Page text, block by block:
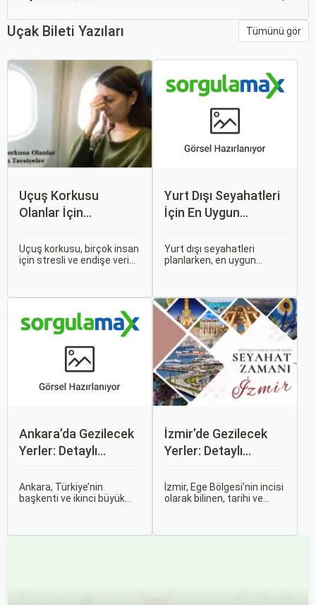
Uçak Bileti Yazıları Tümünü gör
Uçuş Korkusu
Olanlar İçin
Uçuş korkusu, birçok insan
için stresli ve endişe verici
için büyük bir sorun teşkil
edebilir.
Yurt Dışı Seyahatleri
İçin En Uygun
Yurt dışı seyahatleri
planlarken, en uygun
daha keyifli bir tatil
geçirmenizi sağlar. Bu
yazıda, mevsimsel
değişiklikleri, özel tatil
günlerini ve Sorgulamax.
Ankara’da Gezilecek
Yerler: Detaylı
Ankara, Türkiye’nin
başkenti ve ikinci büyük
İzmir’de Gezilecek
Yerler: Detaylı
İzmir, Ege Bölgesi’nin incisi
olarak bilinen, tarihi ve